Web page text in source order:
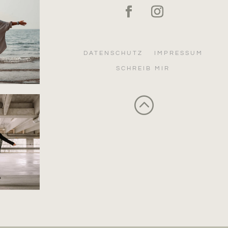
DATENSCHUTZ IMPRESSUM
SCHREIB MIR
: